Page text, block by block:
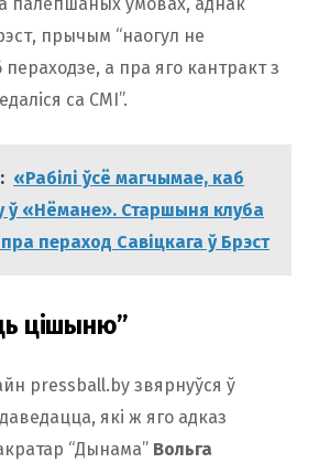
прычым “наогул не
а пра яго кантракт з
са СМІ”.
«Рабілі ўсё магчымае, каб
ў «Нёмане». Старшыня клуба
пераход Савіцкага ў Брэст
цішыню”
pressball.by звярнуўся ў
які ж яго адказ
“Дынама” Вольга